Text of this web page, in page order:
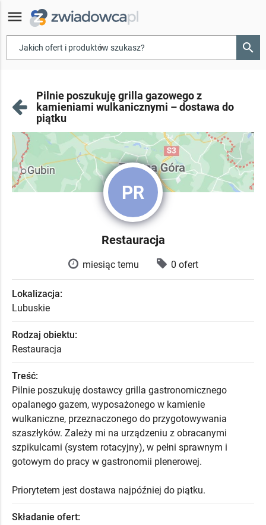
menu
▾ search
Pilnie poszukuję grilla gazowego z
kamieniami wulkanicznymi – dostawa do
piątku
PR
Restauracja
miesiąc temu 0 ofert
Lokalizacja:
Lubuskie
Rodzaj obiektu:
Restauracja
Treść:
Pilnie poszukuję dostawcy grilla gastronomicznego
opalanego gazem, wyposażonego w kamienie
wulkaniczne, przeznaczonego do przygotowywania
szaszłyków. Zależy mi na urządzeniu z obracanymi
szpikulcami (system rotacyjny), w pełni sprawnym i
gotowym do pracy w gastronomii plenerowej.
Priorytetem jest dostawa najpóźniej do piątku.
Składanie ofert: